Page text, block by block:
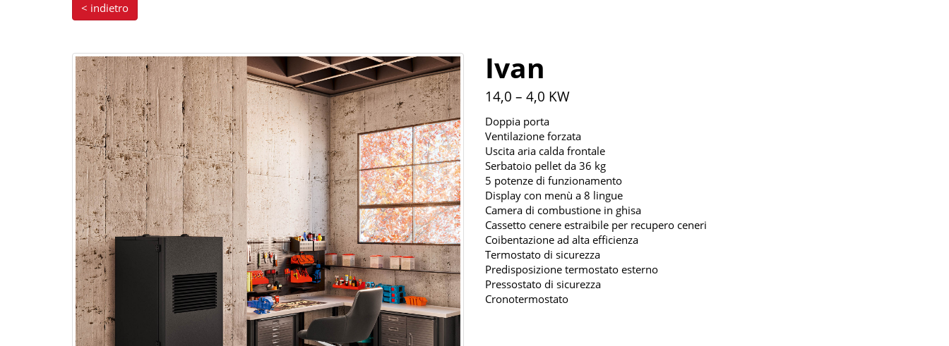
< indietro
Ivan
14,0 – 4,0 KW
Doppia porta
Ventilazione forzata
Uscita aria calda frontale
Serbatoio pellet da 36 kg
5 potenze di funzionamento
Display con menù a 8 lingue
Camera di combustione in ghisa
Cassetto cenere estraibile per recupero ceneri
Coibentazione ad alta efficienza
Termostato di sicurezza
Predisposizione termostato esterno
Pressostato di sicurezza
Cronotermostato